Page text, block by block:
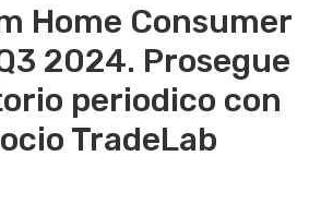
Home Consumer
2024. Prosegue
periodico con
TradeLab